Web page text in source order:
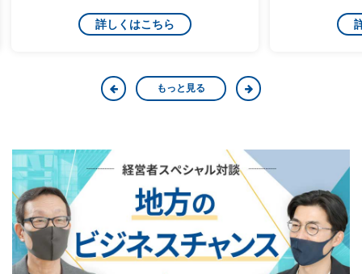
詳しくはこちら
もっと見る